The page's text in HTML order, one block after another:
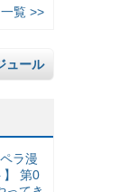
覧 >>
ュール
ラ漫
】 第0